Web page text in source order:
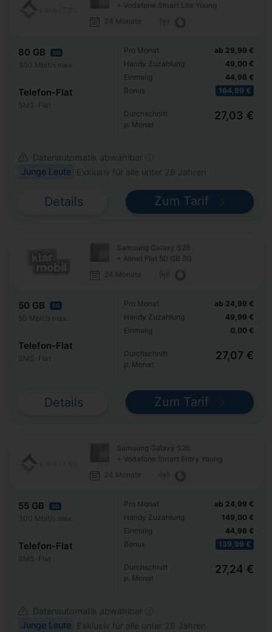
+ Vodafone Smart Lite Young
24 Monate
80 GB 5G
300 Mbit/s max.
Telefon-Flat
SMS-Flat
Pro Monat
Handy Zuzahlung
Einmalig
Bonus
ab 29,99 €
49,00 €
44,98 €
164,99 €
Durchschnitt
p. Monat
27,03 €
Datenautomatik abwählbar ⓘ
Junge Leute
Exklusiv für alle unter 28 Jahren
Details Zum Tarif
Samsung Galaxy S26
+ Allnet Flat 50 GB 5G
24 Monate
50 GB 5G
50 Mbit/s max.
Telefon-Flat
SMS-Flat
Pro Monat
Handy Zuzahlung
Einmalig
ab 24,99 €
49,99 €
0,00 €
Durchschnitt
p. Monat
27,07 €
Details Zum Tarif
Samsung Galaxy S26
+ Vodafone Smart Entry Young
24 Monate
55 GB 5G
300 Mbit/s max.
Telefon-Flat
SMS-Flat
Pro Monat
Handy Zuzahlung
Einmalig
Bonus
ab 24,99 €
149,00 €
44,98 €
139,99 €
Durchschnitt
p. Monat
27,24 €
Datenautomatik abwählbar ⓘ
Junge Leute
Exklusiv für alle unter 28 Jahren